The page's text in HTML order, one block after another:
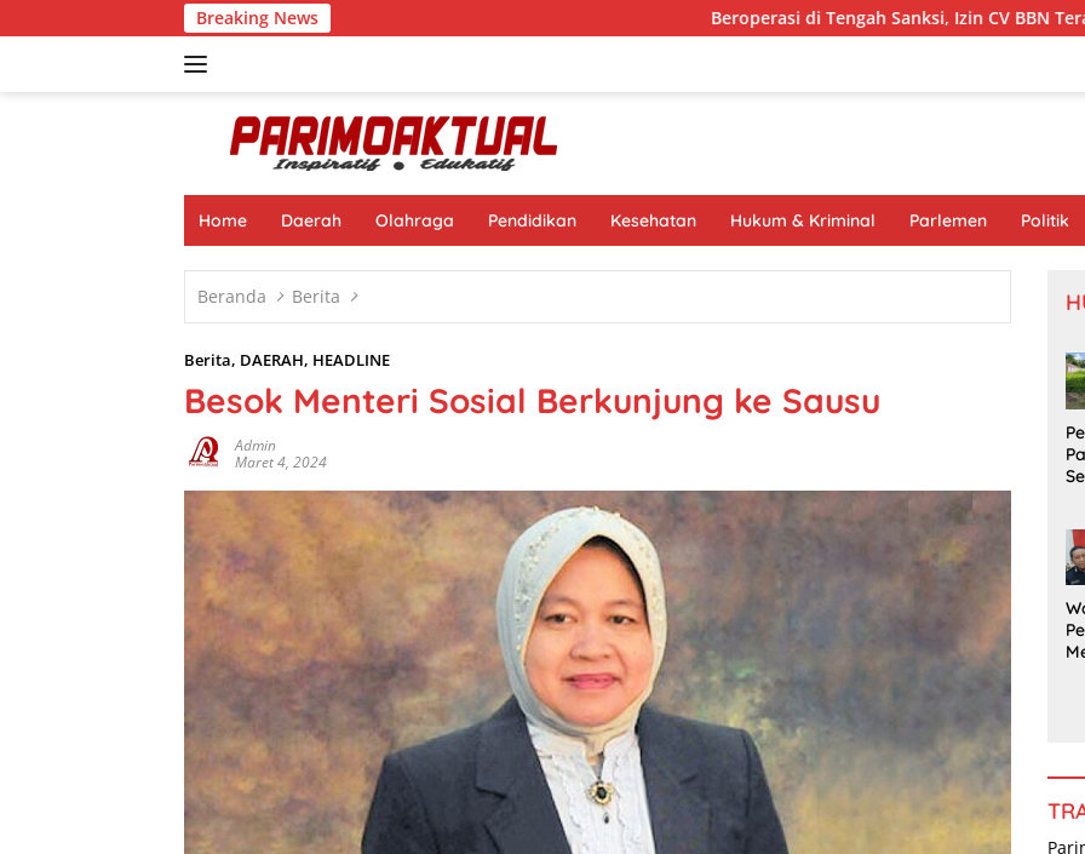
ke
Breaking News Beroperasi di Tengah Sanksi, Izin CV BBN Terancam Dicabut
Home Daerah Olahraga Pendidikan Kesehatan Hukum & Kriminal Parlemen Politik
Beranda Berita
Berita, DAERAH, HEADLINE
Besok Menteri Sosial Berkunjung ke Sausu
Admin
Maret 4, 2024